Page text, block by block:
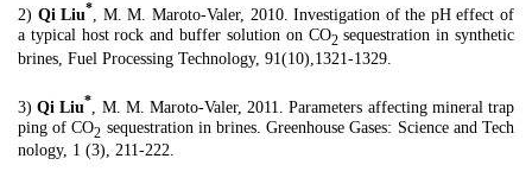
2) Qi Liu*, M. M. Maroto-Valer, 2010. Investigation of the pH effect of
a typical host rock and buffer solution on CO2sequestration in synthetic
brines, Fuel Processing Technology, 91(10),1321-1329.
3)Qi Liu*
, M. M. Maroto-Valer, 2011. Parameters affecting mineral trap
ping of CO2 sequestration in brines. Greenhouse Gases: Science and Tech
nology, 1 (3), 211-222.